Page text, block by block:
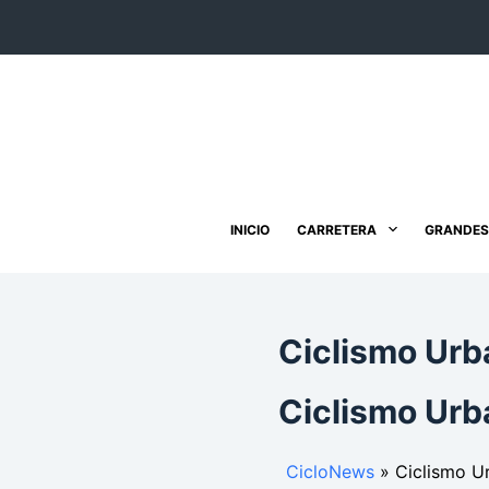
INICIO CARRETERA
Ciclismo
Ciclismo
CicloNews » Ciclismo